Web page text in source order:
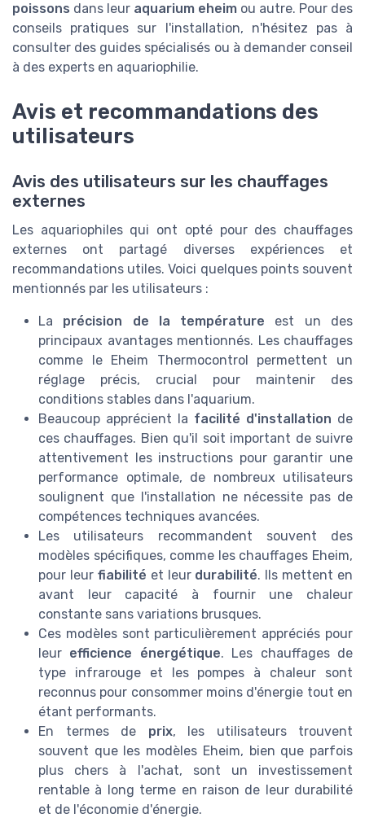
poissons dans leur aquarium eheim ou autre. Pour des
conseils pratiques sur l'installation, n'hésitez pas à
consulter des guides spécialisés ou à demander conseil
à des experts en aquariophilie.
Avis et recommandations des
utilisateurs
Avis des utilisateurs sur les chauffages
externes
Les aquariophiles qui ont opté pour des chauffages
externes ont partagé diverses expériences et
recommandations utiles. Voici quelques points souvent
mentionnés par les utilisateurs :
La précision de la température est un des
principaux avantages mentionnés. Les chauffages
comme le Eheim Thermocontrol permettent un
réglage précis, crucial pour maintenir des
conditions stables dans l'aquarium.
Beaucoup apprécient la facilité d'installation de
ces chauffages. Bien qu'il soit important de suivre
attentivement les instructions pour garantir une
performance optimale, de nombreux utilisateurs
soulignent que l'installation ne nécessite pas de
compétences techniques avancées.
Les utilisateurs recommandent souvent des
modèles spécifiques, comme les chauffages Eheim,
pour leur fiabilité et leur durabilité. Ils mettent en
avant leur capacité à fournir une chaleur
constante sans variations brusques.
Ces modèles sont particulièrement appréciés pour
leur efficience énergétique. Les chauffages de
type infrarouge et les pompes à chaleur sont
reconnus pour consommer moins d'énergie tout en
étant performants.
En termes de prix, les utilisateurs trouvent
souvent que les modèles Eheim, bien que parfois
plus chers à l'achat, sont un investissement
rentable à long terme en raison de leur durabilité
et de l'économie d'énergie.